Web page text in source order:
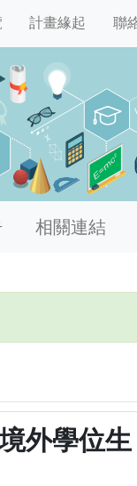
計畫緣起 聯
相關連結
外學位生